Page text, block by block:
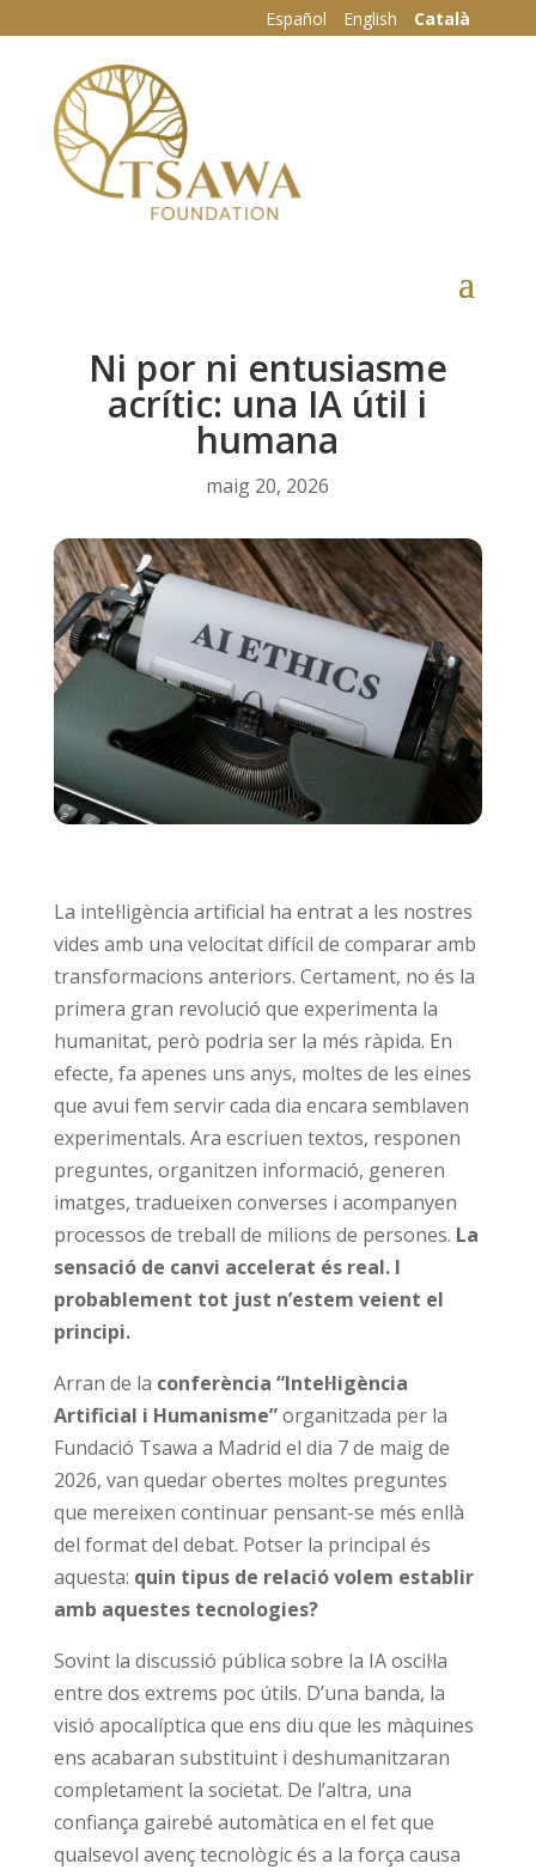
Español English Català
Ni por ni entusiasme
acrític: una IA útil i
humana
maig 20, 2026
La intel·ligència artificial ha entrat a les nostres
vides amb una velocitat difícil de comparar amb
transformacions anteriors. Certament, no és la
primera gran revolució que experimenta la
humanitat, però podria ser la més ràpida. En
efecte, fa apenes uns anys, moltes de les eines
que avui fem servir cada dia encara semblaven
experimentals. Ara escriuen textos, responen
preguntes, organitzen informació, generen
imatges, tradueixen converses i acompanyen
processos de treball de milions de persones. La
sensació de canvi accelerat és real. I
probablement tot just n’estem veient el
principi.
Arran de la conferència “Intel·ligència
Artificial i Humanisme”organitzada per la
Fundació Tsawa a Madrid el dia 7 de maig de
2026, van quedar obertes moltes preguntes
que mereixen continuar pensant-se més enllà
del format del debat. Potser la principal és
aquesta: quin tipus de relació volem establir
amb aquestes tecnologies?
Sovint la discussió pública sobre la IA oscil·la
entre dos extrems poc útils. D’una banda, la
visió apocalíptica que ens diu que les màquines
ens acabaran substituint i deshumanitzaran
completament la societat. De l’altra, una
confiança gairebé automàtica en el fet que
qualsevol avenç tecnològic és a la força causa